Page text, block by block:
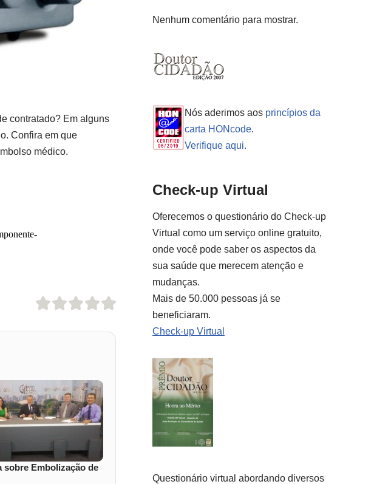
contratado? Em alguns
Confira em que
médico.
sobre Embolização de
Nenhum comentário para mostrar.
Nós aderimos aos princípios da
carta HONcode.
Verifique aqui.
Check-up Virtual
Oferecemos o questionário do Check-up
Virtual como um serviço online gratuito,
onde você pode saber os aspectos da
sua saúde que merecem atenção e
mudanças.
Mais de 50.000 pessoas já se
beneficiaram.
Check-up Virtual
Questionário virtual abordando diversos